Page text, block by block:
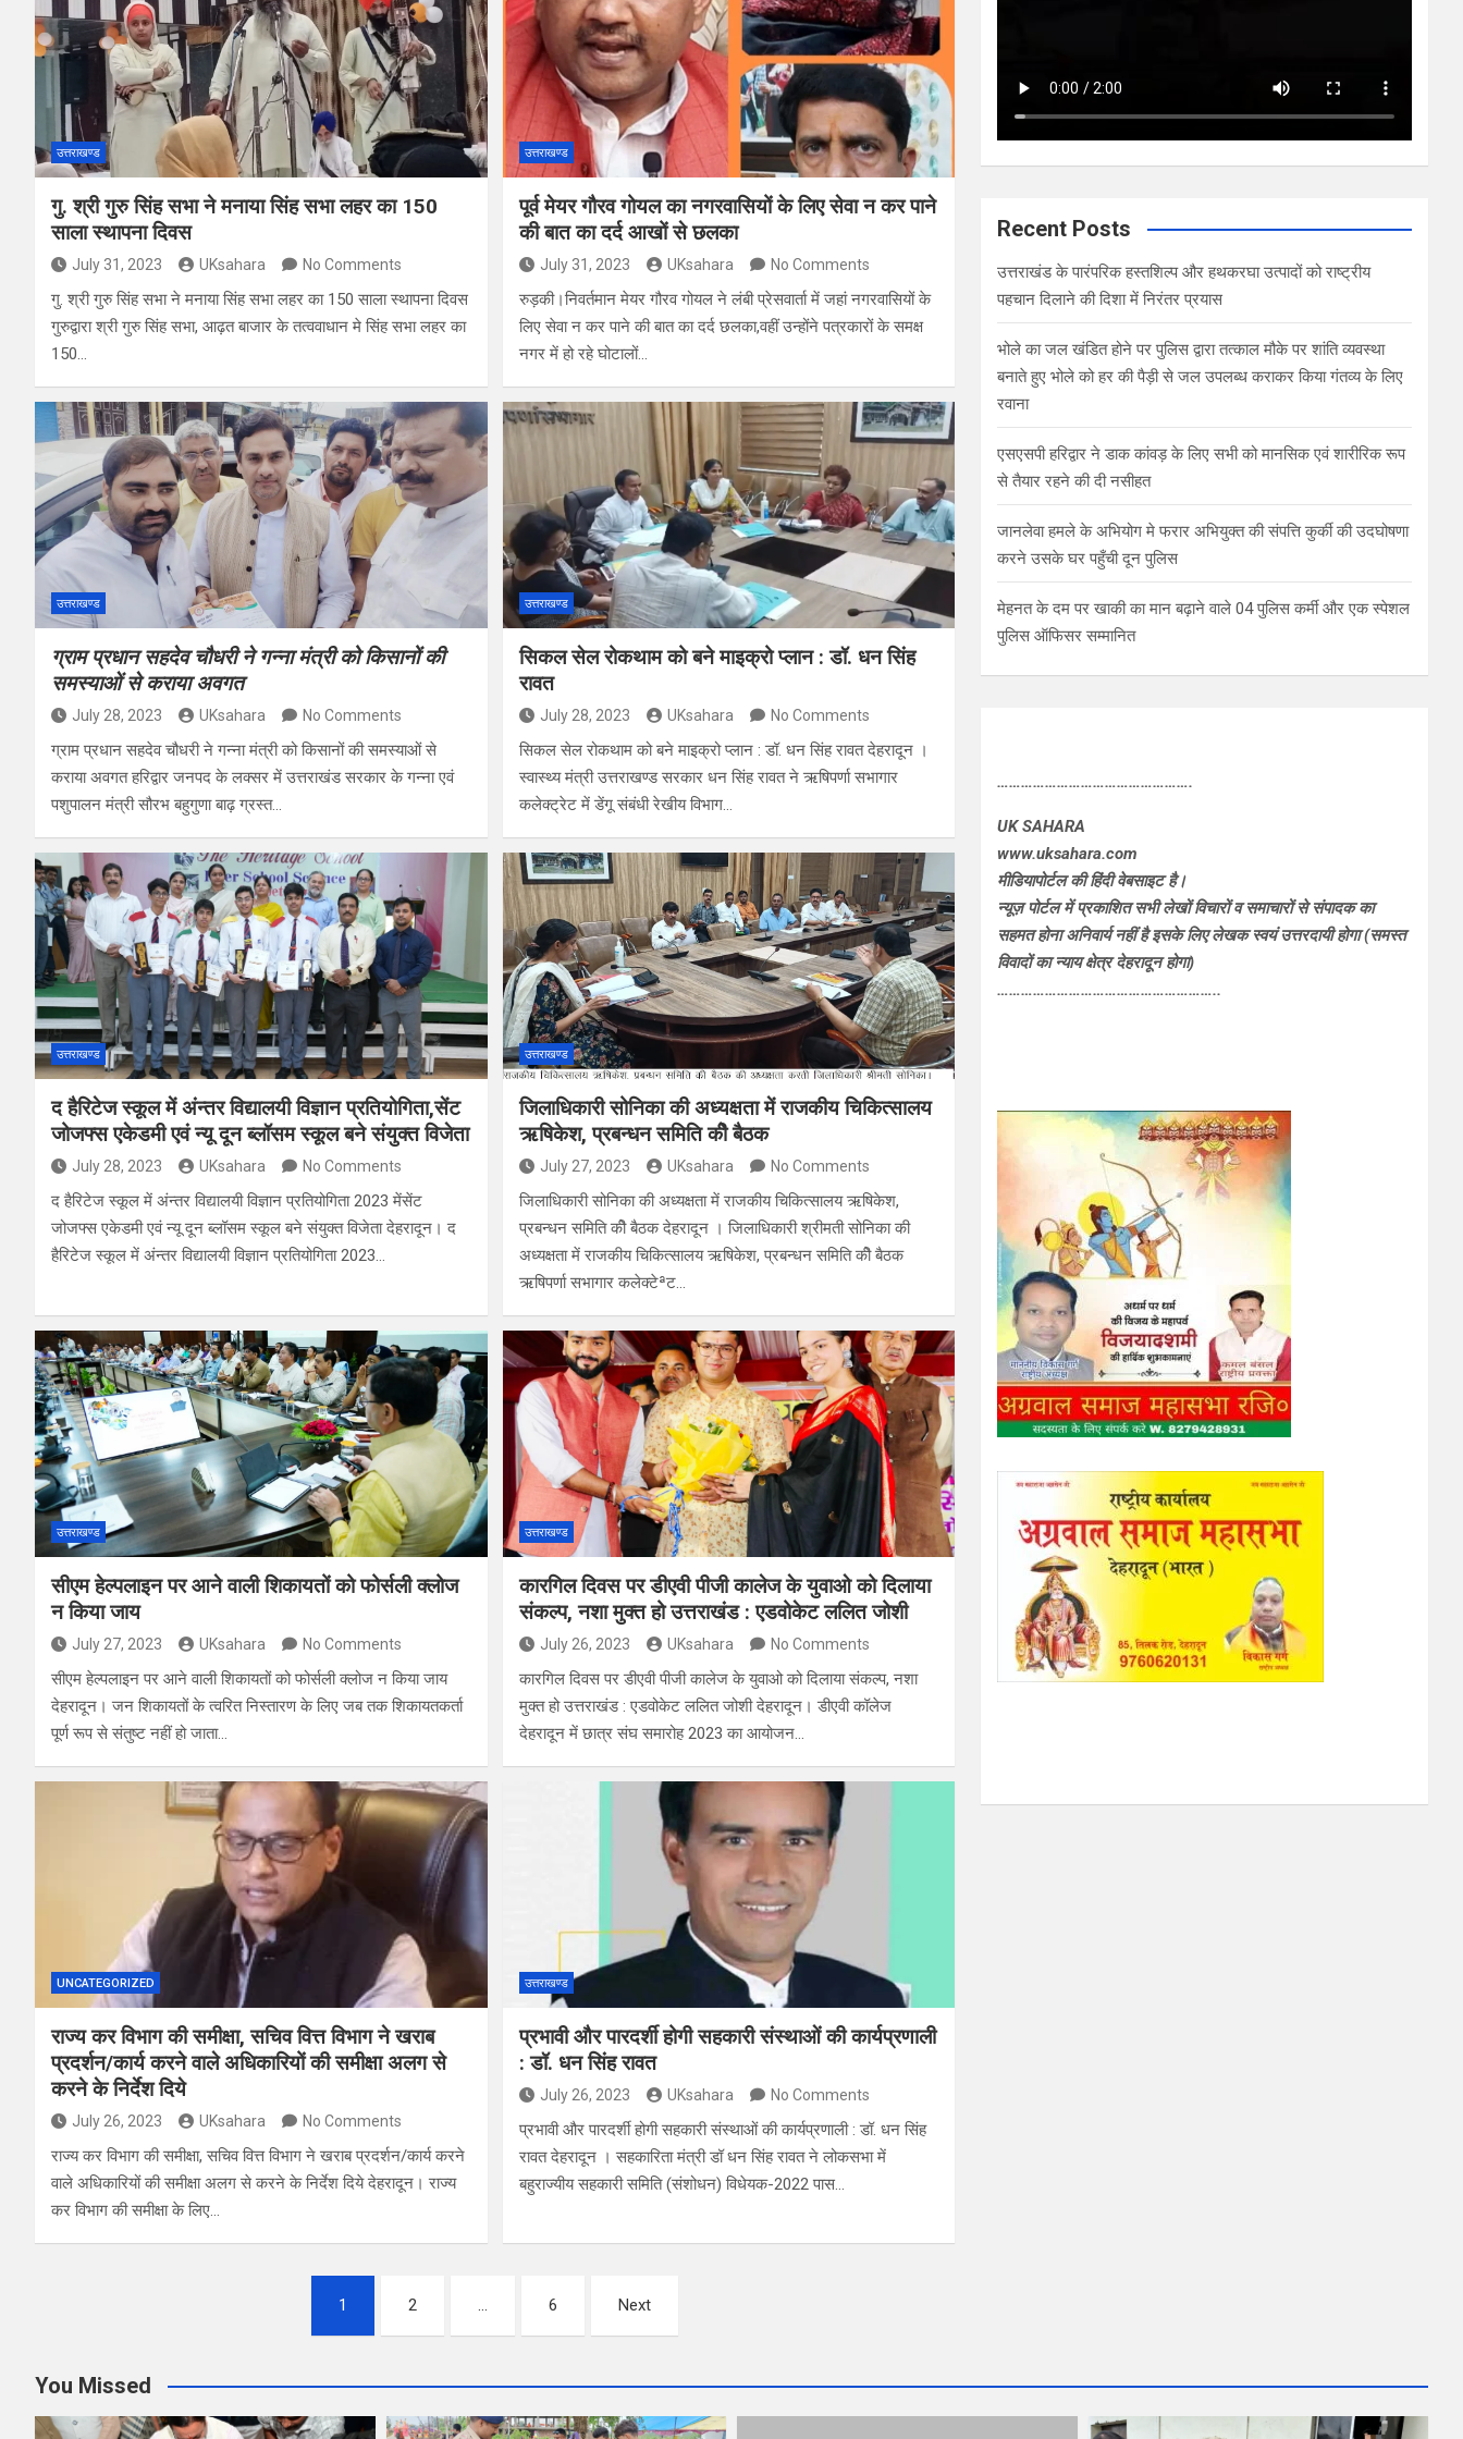
उत्तराखण्ड
गु. श्री गुरु सिंह सभा ने मनाया सिंह सभा लहर का 150
साला स्थापना दिवस
July 31, 2023 UKsahara No Comments
गु. श्री गुरु सिंह सभा ने मनाया सिंह सभा लहर का 150 साला स्थापना दिवस
गुरुद्वारा श्री गुरु सिंह सभा, आढ़त बाजार के तत्ववाधान मे सिंह सभा लहर का
150…
उत्तराखण्ड
पूर्व मेयर गौरव गोयल का नगरवासियों के लिए सेवा न कर पाने
की बात का दर्द आखों से छलका
July 31, 2023 UKsahara No Comments
रुड़की।निवर्तमान मेयर गौरव गोयल ने लंबी प्रेसवार्ता में जहां नगरवासियों के
लिए सेवा न कर पाने की बात का दर्द छलका,वहीं उन्होंने पत्रकारों के समक्ष
नगर में हो रहे घोटालों…
उत्तराखण्ड
ग्राम प्रधान सहदेव चौधरी ने गन्ना मंत्री को किसानों की
समस्याओं से कराया अवगत
July 28, 2023 UKsahara No Comments
ग्राम प्रधान सहदेव चौधरी ने गन्ना मंत्री को किसानों की समस्याओं से
कराया अवगत हरिद्वार जनपद के लक्सर में उत्तराखंड सरकार के गन्ना एवं
पशुपालन मंत्री सौरभ बहुगुणा बाढ़ ग्रस्त…
उत्तराखण्ड
सिकल सेल रोकथाम को बने माइक्रो प्लान : डॉ. धन सिंह
रावत
July 28, 2023 UKsahara No Comments
सिकल सेल रोकथाम को बने माइक्रो प्लान : डॉ. धन सिंह रावत देहरादून ।
स्वास्थ्य मंत्री उत्तराखण्ड सरकार धन सिंह रावत ने ऋषिपर्णा सभागार
कलेक्ट्रेट में डेंगू संबंधी रेखीय विभाग…
उत्तराखण्ड
द हैरिटेज स्कूल में अंन्तर विद्यालयी विज्ञान प्रतियोगिता,सेंट
जोजफ्स एकेडमी एवं न्यू दून ब्लॉसम स्कूल बने संयुक्त विजेता
July 28, 2023 UKsahara No Comments
द हैरिटेज स्कूल में अंन्तर विद्यालयी विज्ञान प्रतियोगिता 2023 मेंसेंट
जोजफ्स एकेडमी एवं न्यू दून ब्लॉसम स्कूल बने संयुक्त विजेता देहरादून। द
हैरिटेज स्कूल में अंन्तर विद्यालयी विज्ञान प्रतियोगिता 2023…
उत्तराखण्ड
जिलाधिकारी सोनिका की अध्यक्षता में राजकीय चिकित्सालय
ऋषिकेश, प्रबन्धन समिति कीे बैठक
July 27, 2023 UKsahara No Comments
जिलाधिकारी सोनिका की अध्यक्षता में राजकीय चिकित्सालय ऋषिकेश,
प्रबन्धन समिति कीे बैठक देहरादून । जिलाधिकारी श्रीमती सोनिका की
अध्यक्षता में राजकीय चिकित्सालय ऋषिकेश, प्रबन्धन समिति कीे बैठक
ऋषिपर्णा सभागार कलेक्टेªट…
उत्तराखण्ड
सीएम हेल्पलाइन पर आने वाली शिकायतों को फोर्सली क्लोज
न किया जाय
July 27, 2023 UKsahara No Comments
सीएम हेल्पलाइन पर आने वाली शिकायतों को फोर्सली क्लोज न किया जाय
देहरादून। जन शिकायतों के त्वरित निस्तारण के लिए जब तक शिकायतकर्ता
पूर्ण रूप से संतुष्ट नहीं हो जाता…
उत्तराखण्ड
कारगिल दिवस पर डीएवी पीजी कालेज के युवाओ को दिलाया
संकल्प, नशा मुक्त हो उत्तराखंड : एडवोकेट ललित जोशी
July 26, 2023 UKsahara No Comments
कारगिल दिवस पर डीएवी पीजी कालेज के युवाओ को दिलाया संकल्प, नशा
मुक्त हो उत्तराखंड : एडवोकेट ललित जोशी देहरादून। डीएवी कॉलेज
देहरादून में छात्र संघ समारोह 2023 का आयोजन…
UNCATEGORIZED
राज्य कर विभाग की समीक्षा, सचिव वित्त विभाग ने खराब
प्रदर्शन/कार्य करने वाले अधिकारियों की समीक्षा अलग से
करने के निर्देश दिये
July 26, 2023 UKsahara No Comments
राज्य कर विभाग की समीक्षा, सचिव वित्त विभाग ने खराब प्रदर्शन/कार्य करने
वाले अधिकारियों की समीक्षा अलग से करने के निर्देश दिये देहरादून। राज्य
कर विभाग की समीक्षा के लिए…
उत्तराखण्ड
प्रभावी और पारदर्शी होगी सहकारी संस्थाओं की कार्यप्रणाली
: डॉ. धन सिंह रावत
July 26, 2023 UKsahara No Comments
प्रभावी और पारदर्शी होगी सहकारी संस्थाओं की कार्यप्रणाली : डॉ. धन सिंह
रावत देहरादून । सहकारिता मंत्री डॉ धन सिंह रावत ने लोकसभा में
बहुराज्यीय सहकारी समिति (संशोधन) विधेयक-2022 पास…
1 2 … 6 Next
Recent Posts
उत्तराखंड के पारंपरिक हस्तशिल्प और हथकरघा उत्पादों को राष्ट्रीय
पहचान दिलाने की दिशा में निरंतर प्रयास
भोले का जल खंडित होने पर पुलिस द्वारा तत्काल मौके पर शांति व्यवस्था
बनाते हुए भोले को हर की पैड़ी से जल उपलब्ध कराकर किया गंतव्य के लिए
रवाना
एसएसपी हरिद्वार ने डाक कांवड़ के लिए सभी को मानसिक एवं शारीरिक रूप
से तैयार रहने की दी नसीहत
जानलेवा हमले के अभियोग मे फरार अभियुक्त की संपत्ति कुर्की की उदघोषणा
करने उसके घर पहुँची दून पुलिस
मेहनत के दम पर खाकी का मान बढ़ाने वाले 04 पुलिस कर्मी और एक स्पेशल
पुलिस ऑफिसर सम्मानित
………………………………………….
UK SAHARA
www.uksahara.com
मीडियापोर्टल की हिंदी वेबसाइट है।
न्यूज़ पोर्टल में प्रकाशित सभी लेखों विचारों व समाचारों से संपादक का
सहमत होना अनिवार्य नहीं है इसके लिए लेखक स्वयं उत्तरदायी होगा (समस्त
विवादों का न्याय क्षेत्र देहरादून होगा)
………………………………………………..
You Missed